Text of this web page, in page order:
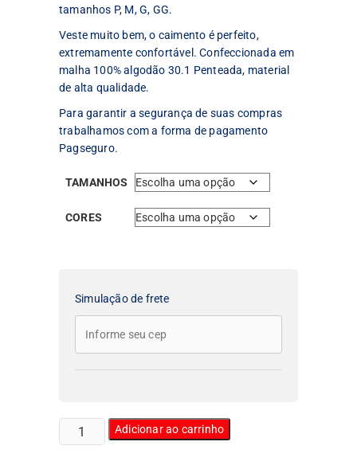
tamanhos P, M, G, GG.
Veste muito bem, o caimento é perfeito,
extremamente confortável. Confeccionada em
malha 100% algodão 30.1 Penteada, material
de alta qualidade.
Para garantir a segurança de suas compras
trabalhamos com a forma de pagamento
Pagseguro.
TAMANHOS
CORES
Simulação de frete
Camiseta
Feminina
Adicionar ao carrinho